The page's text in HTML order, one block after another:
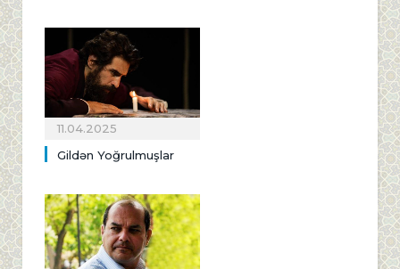
11.04.2025
Gildən Yoğrulmuşlar